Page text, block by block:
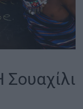
Σουαχίλι